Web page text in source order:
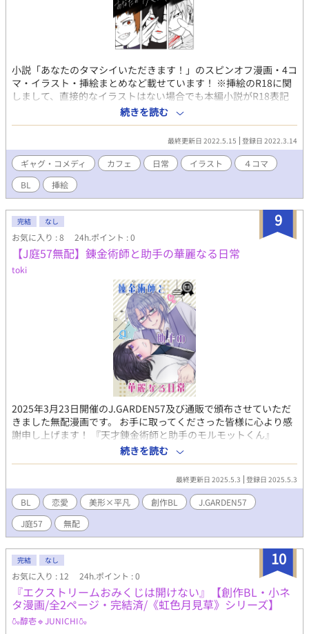
小説「あなたのタマシイいただきます！」のスピンオフ漫画・4コ
マ・イラスト・挿絵まとめなど載せています！ ※挿絵のR18に関
しまして、直接的なイラストはない場合でも本編小説がR18表記
のため、イラストもR18とさせていただいております。 本編の小
説・キャラの詳細はこちら。
https://www.alphapolis.co.jp/novel/26142536/832586468
「《食霊ーしょくれいー》ってなんですか？」 普通男子大学生、
代表、千星那由多。 大学生活を普通に満喫予定だった彼が喫茶
【シロフクロウ】でのバイトを始めてしまったがばかりに…！ そ
こで働く仲間たちは“普通じゃない”イケメンばかり。 そして、彼
らには隠された『別の仕事』がある…。 BL、日常、バトル、シリ
アス、R18、拘束調教、強制……なんでもありのストーリー。 あ
なたは喫茶【シロフクロウ】の扉を開けますか？ 6人それぞれ固
定カップリングはありますが、モブ姦や他キャラとの絡み、攻め
フェ、リバ、複数彼女持ち等ありますのでお気をつけください。
タイトルにプレイ内容を記載しております。 【今後関係を持つカ
プ】 ⚫︎たつなゆ(病んデレ腹黒×へたれ) 傾向…強制/乳首責め/執
着/片想い？/攻め複数彼女持ち ⚫︎けんはる(ワンコ×ツンデレ) 傾
向…片想い/敏感プレイ ⚫︎くきさち(鬼畜一途×クーデレ) 傾向…
R18-G/拘束調教/男ふたなり/リョナ/尿道プレイ/襲い受け/甘々/両
想い ⚫︎はるなゆ(尽くし攻め×へたれ) 傾向…キス/夢オチえっち/
過去に体の関係があったカップリング。リバ予定あり。 しばらく
挿絵を毎日投稿します。 ⚫︎Twitter いるかとう
https://twitter.com/__isc__ ろめの
https://twitter.com/shiro2960 ⚫︎youtube(雑談)
https://youtube.com/channel/UCvPqK3k953kmugRx7qzvLqw
続きを読む
最終更新日 2022.5.15 登録日 2022.3.14
ギャグ・コメディ カフェ 日常 イラスト
４コマ
BL
挿絵
9
完結 なし
お気に入り : 8 24h.ポイント : 0
【J庭57無配】錬金術師と助手の華麗なる日常
toki
2025年3月23日開催のJ.GARDEN57及び通販で頒布させていただ
きました無配漫画です。 お手に取ってくださった皆様に心より感
謝申し上げます！ 『天才錬金術師と助手のモルモットくん』
（https://www.alphapolis.co.jp/novel/619346899/554768826）
のルイス×ネロのゆるい4コマ漫画になります。 また、こちらに
登場する二人がメインの小説同人誌をBOOTHにて販売中です。
（BOOTHリンクはプロフィールにあります） もしよろしければ感
想などいただけましたら大変励みになります✿ 感想(匿名)➡
https://odaibako.net/u/toki_doki_ Wavebox➡
https://wavebox.me/wave/ep1iheg0yazmlpvu/ Twitter➡
twitter/toki_doki109 【追記】 彩鳥りと先生のpixivに表紙イラス
トの完全版を掲載していただいております🌸 描き下ろしの背景あ
りverほか、ルイスの眼鏡差分や媚薬飲ませシチュ差分なども含め
た超豪華版となっておりますので、ぜひご覧くださいませ…！
▶︎https://www.pixiv.net/artworks/129218910
続きを読む
最終更新日 2025.5.3 登録日 2025.5.3
BL 恋愛 美形×平凡 創作BL
J.GARDEN57
J庭57
無配
10
完結 なし
お気に入り : 12 24h.ポイント : 0
『エクストリームおみくじは開けない』【創作BL・小ネ
タ漫画/全2ページ・完結済/《虹色月見草》シリーズ】
🍶醇壱🔹JUNICHI🍶